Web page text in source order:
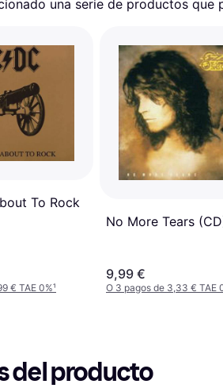
una serie de productos que
To Rock
€ TAE 0%¹
No More Tears
9,99 €
O 3 pagos de 3,33 € TAE
del producto